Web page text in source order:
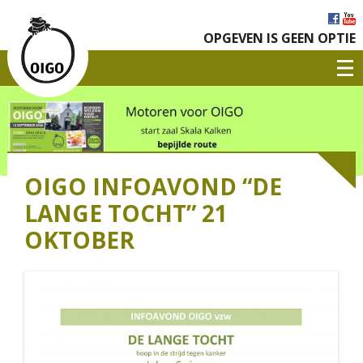
OPGEVEN IS GEEN OPTIE
OIGO INFOAVOND “DE
LANGE TOCHT” 21
OKTOBER